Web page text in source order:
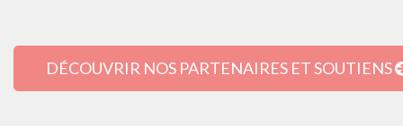
DÉCOUVRIR NOS PARTENAIRES ET SOUTIENS